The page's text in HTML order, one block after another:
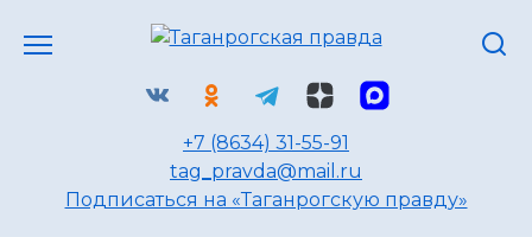
+7 (8634) 31-55-91
tag_pravda@mail.ru
Подписаться на «Таганрогскую правду»